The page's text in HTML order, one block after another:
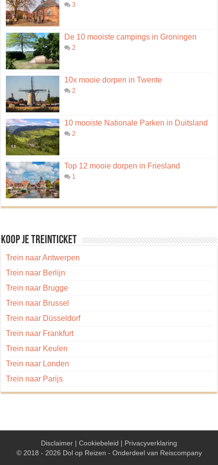
3
De 10 mooiste campings in Groningen
2
10x mooie dorpen in Twente
2
10 mooiste Nationale Parken in Duitsland
2
Top 12 mooie dorpen in Friesland
1
Koop je treinticket
Trein naar Antwerpen
Trein naar Berlijn
Trein naar Brugge
Trein naar Brussel
Trein naar Düsseldorf
Trein naar Frankfurt
Trein naar Keulen
Trein naar Londen
Trein naar Parijs
Disclaimer | Cookiebeleid | Privacyverklaring
© 2018 - 2026 Dol op Reizen - Onderdeel van Reiscompany